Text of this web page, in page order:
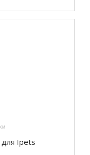
Ipets